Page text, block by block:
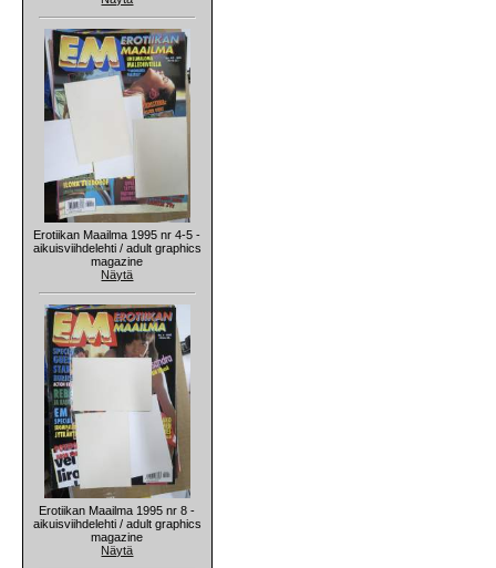
Erotiikan Maailma 1995 nr 4-5 -
aikuisviihdelehti / adult graphics
magazine
Näytä
Erotiikan Maailma 1995 nr 8 -
aikuisviihdelehti / adult graphics
magazine
Näytä